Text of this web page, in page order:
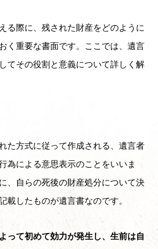
る際に、残された財産をどのように
く重要な書面です。ここでは、遺言
てその役割と意義について詳しく解
た方式に従って作成される、遺言者
為による意思表示のことをいいま
、自らの死後の財産処分について決
載したものが遺言書なのです。
って初めて効力が発生し、生前は自